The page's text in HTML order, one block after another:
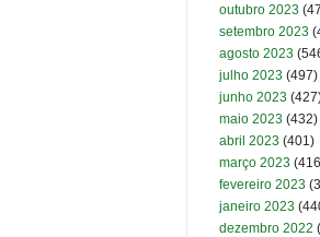
outubro 2023
setembro 2023
agosto 2023
julho 2023 (497)
junho 2023
maio 2023 (432)
abril 2023 (401)
março 2023
fevereiro 2023
janeiro 2023
dezembro 2022